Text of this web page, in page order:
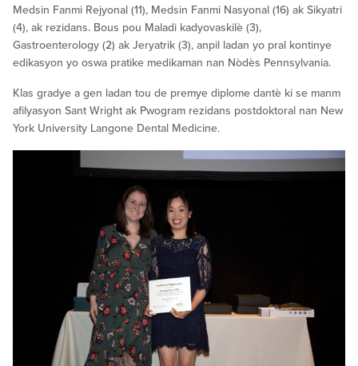
Medsin Fanmi Rejyonal (11), Medsin Fanmi Nasyonal (16) ak Sikyatri
(4), ak rezidans. Bous pou Maladi kadyovaskilè (3),
Gastroenterology (2) ak Jeryatrik (3), anpil ladan yo pral kontinye
edikasyon yo oswa pratike medikaman nan Nòdès Pennsylvania.
Klas gradye a gen ladan tou de premye diplome dantè ki se manm
afilyasyon Sant Wright ak Pwogram rezidans postdoktoral nan New
York University Langone Dental Medicine.